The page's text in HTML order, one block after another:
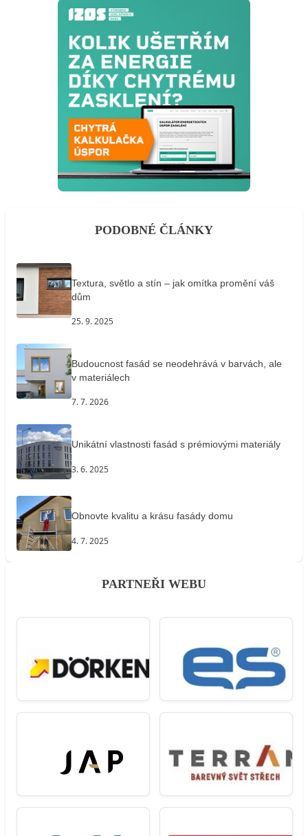
PODOBNÉ ČLÁNKY
Textura, světlo a stín – jak omítka promění váš
dům
25. 9. 2025
Budoucnost fasád se neodehrává v barvách, ale
v materiálech
7. 7. 2026
Unikátní vlastnosti fasád s prémiovými materiály
3. 6. 2025
Obnovte kvalitu a krásu fasády domu
4. 7. 2025
PARTNEŘI WEBU